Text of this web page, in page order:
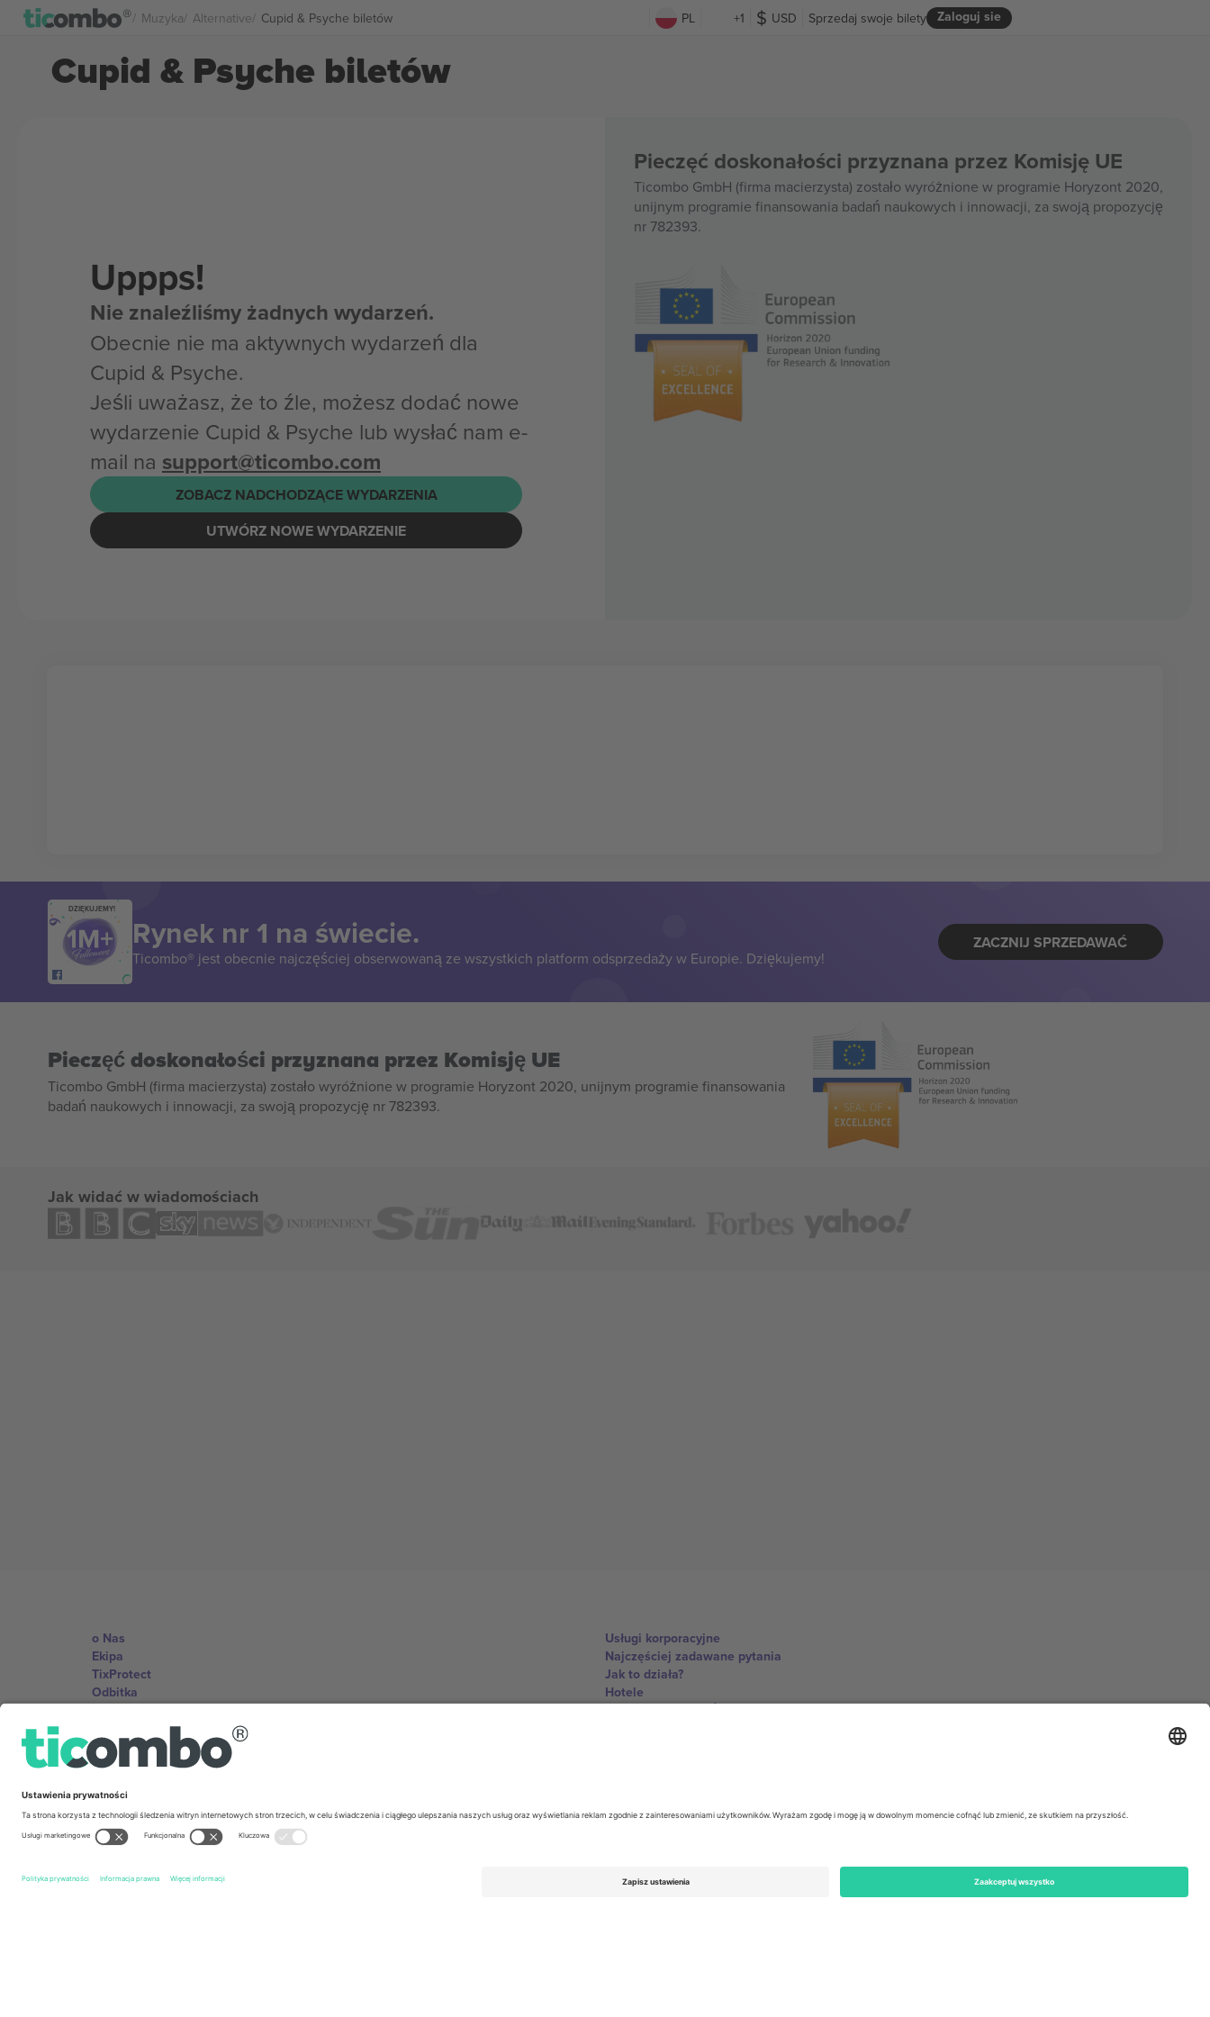
Muzyka Alternative Cupid & Psyche biletów PL +1 USD Zaloguj sie
Sprzedaj swoje bilety
Cupid & Psyche biletów
Uppps!
Nie znaleźliśmy żadnych wydarzeń.
Obecnie nie ma aktywnych wydarzeń dla
Cupid & Psyche.
Jeśli uważasz, że to źle, możesz dodać nowe
wydarzenie Cupid & Psyche lub wysłać nam e-
mail na support@ticombo.com
ZOBACZ NADCHODZĄCE WYDARZENIA
UTWÓRZ NOWE WYDARZENIE
Pieczęć doskonałości przyznana przez Komisję UE
Ticombo GmbH (firma macierzysta) zostało wyróżnione w programie Horyzont 2020,
unijnym programie finansowania badań naukowych i innowacji, za swoją propozycję
nr 782393.
DZIĘKUJEMY!
Rynek nr 1 na świecie.
Ticombo® jest obecnie najczęściej obserwowaną ze wszystkich platform odsprzedaży w Europie. Dziękujemy!
ZACZNIJ SPRZEDAWAĆ
Pieczęć doskonałości przyznana przez Komisję UE
Ticombo GmbH (firma macierzysta) zostało wyróżnione w programie Horyzont 2020, unijnym programie finansowania
badań naukowych i innowacji, za swoją propozycję nr 782393.
Jak widać w wiadomościach
o Nas
Ekipa
TixProtect
Odbitka
Zasady i warunki
Program partnerski
Usługi korporacyjne
Najczęściej zadawane pytania
Jak to działa?
Hotele
Centrum Pucharu Świata